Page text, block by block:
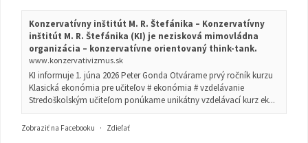
Konzervatívny inštitút M. R. Štefánika – Konzervatívny
inštitút M. R. Štefánika (KI) je nezisková mimovládna
organizácia – konzervatívne orientovaný think-tank.
www.konzervativizmus.sk
KI informuje 1. júna 2026 Peter Gonda Otvárame prvý ročník kurzu
Klasická ekonómia pre učiteľov # ekonómia # vzdelávanie
Stredoškolským učiteľom ponúkame unikátny vzdelávací kurz ek...
Zobraziť na Facebooku · Zdieľať